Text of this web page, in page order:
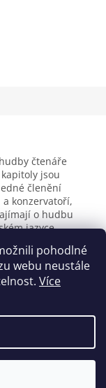
pohodlné
webu neustále
Více
čtenáře
jsou
členění
konzervatoří,
o hudbu
jazyce.
práva vyhrazena.